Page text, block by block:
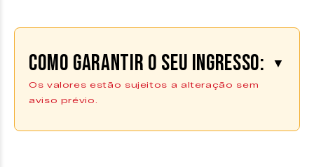
Como garantir o seu ingresso: ▼
Os valores estão sujeitos a alteração sem
aviso prévio.